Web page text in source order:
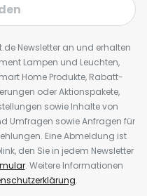
Newsletter an und erhalten
Lampen und Leuchten,
Home Produkte, Rabatt-
oder Aktionspakete,
sowie Inhalte von
Umfragen sowie Anfragen für
Eine Abmeldung ist
den Sie in jedem Newsletter
. Weitere Informationen
.